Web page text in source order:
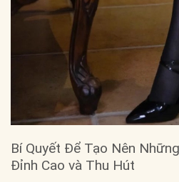
Bí Quyết Để Tạo Nên
Đỉnh Cao và Thu Hút